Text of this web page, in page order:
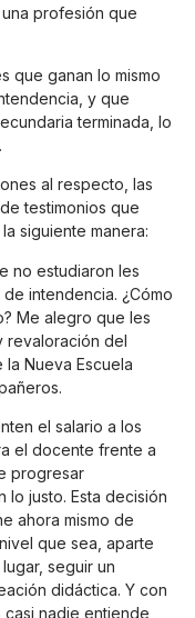
profesión que
que ganan lo mismo
y que
terminada, lo
al respecto, las
testimonios que
siguiente manera:
no estudiaron les
intendencia. ¿Cómo
Me alegro que les
revaloración del
Nueva Escuela
el salario a los
el docente frente a
progresar
justo. Esta decisión
ahora mismo de
que sea, aparte
seguir un
didáctica. Y con
nadie entiende,